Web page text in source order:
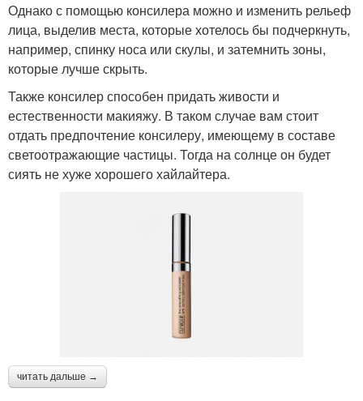
Однако с помощью консилера можно и изменить рельеф
лица, выделив места, которые хотелось бы подчеркнуть,
например, спинку носа или скулы, и затемнить зоны,
которые лучше скрыть.
Также консилер способен придать живости и
естественности макияжу. В таком случае вам стоит
отдать предпочтение консилеру, имеющему в составе
светоотражающие частицы. Тогда на солнце он будет
сиять не хуже хорошего хайлайтера.
читать дальше →